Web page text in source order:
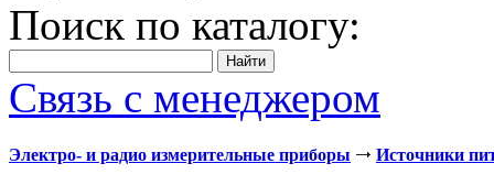
Поиск по каталогу:
Связь с менеджером
Электро- и радио измерительные приборы Источники